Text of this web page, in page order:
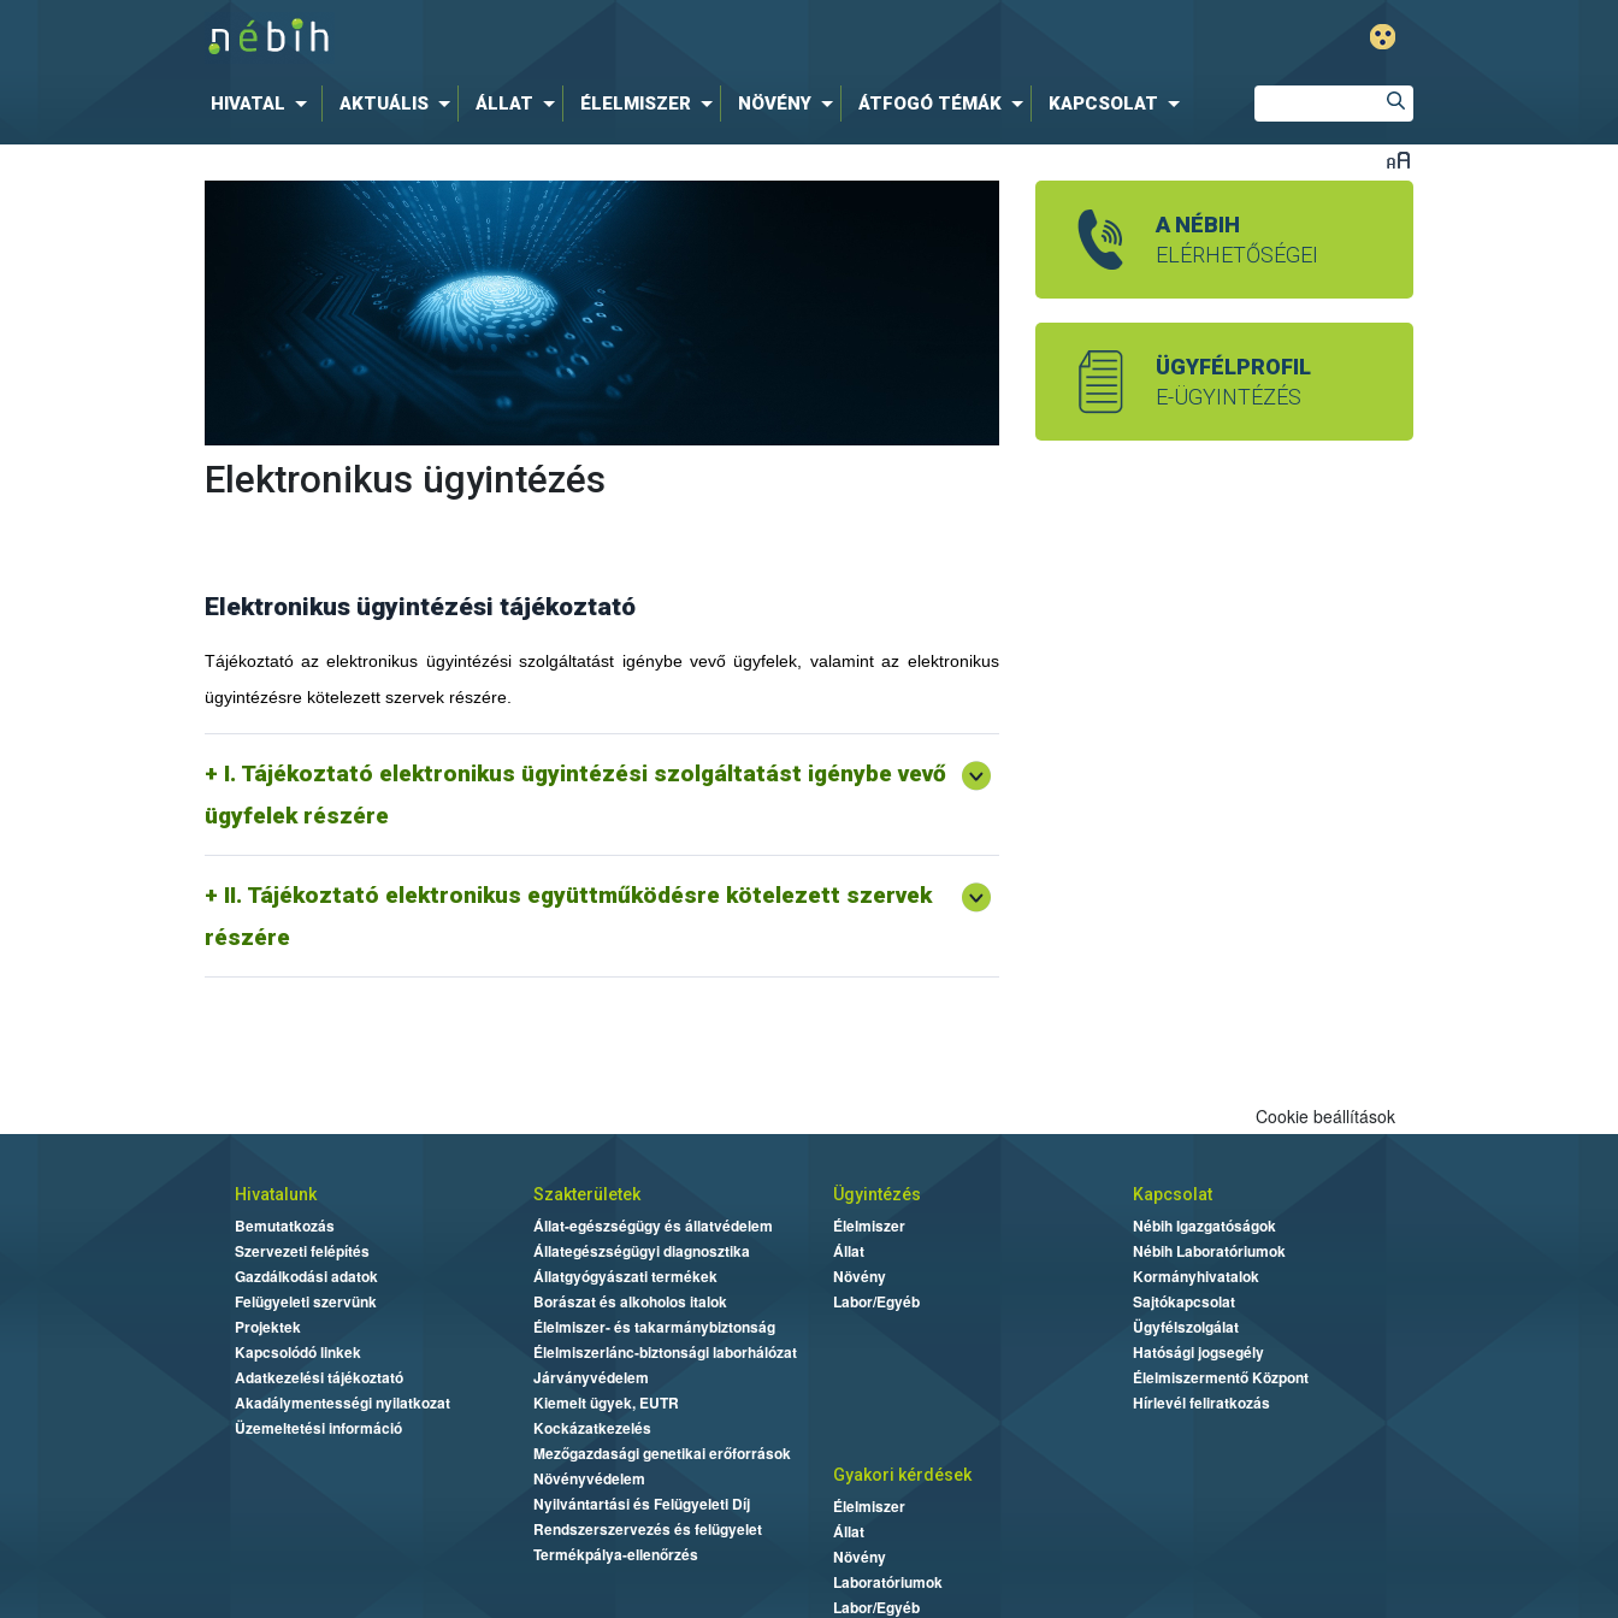
HIVATAL AKTUÁLIS ÁLLAT ÉLELMISZER NÖVÉNY ÁTFOGÓ TÉMÁK KAPCSOLAT
Elektronikus ügyintézés
Elektronikus ügyintézési tájékoztató
Tájékoztató az elektronikus ügyintézési szolgáltatást igénybe vevő ügyfelek, valamint az elektronikus
ügyintézésre kötelezett szervek részére.
I. Tájékoztató elektronikus ügyintézési szolgáltatást igénybe vevő
ügyfelek részére
II. Tájékoztató elektronikus együttműködésre kötelezett szervek
részére
A NÉBIH
ELÉRHETŐSÉGEI
ÜGYFÉLPROFIL
E-ÜGYINTÉZÉS
Cookie beállítások
Hivatalunk
Bemutatkozás
Szervezeti felépítés
Gazdálkodási adatok
Felügyeleti szervünk
Projektek
Kapcsolódó linkek
Adatkezelési tájékoztató
Akadálymentességi nyilatkozat
Üzemeltetési információ
Szakterületek
Állat-egészségügy és állatvédelem
Állategészségügyi diagnosztika
Állatgyógyászati termékek
Borászat és alkoholos italok
Élelmiszer- és takarmánybiztonság
Élelmiszerlánc-biztonsági laborhálózat
Járványvédelem
Kiemelt ügyek, EUTR
Kockázatkezelés
Mezőgazdasági genetikai erőforrások
Növényvédelem
Nyilvántartási és Felügyeleti Díj
Rendszerszervezés és felügyelet
Termékpálya-ellenőrzés
Ügyintézés
Élelmiszer
Állat
Növény
Labor/Egyéb
Kapcsolat
Nébih Igazgatóságok
Nébih Laboratóriumok
Kormányhivatalok
Sajtókapcsolat
Ügyfélszolgálat
Hatósági jogsegély
Élelmiszermentő Központ
Hírlevél feliratkozás
Gyakori kérdések
Élelmiszer
Állat
Növény
Laboratóriumok
Labor/Egyéb